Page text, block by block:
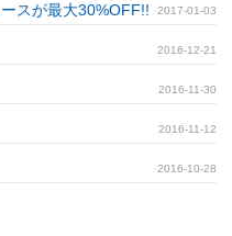
スが最大30%OFF!! 2017-01-03
2016-12-21
2016-11-30
2016-11-12
2016-10-28